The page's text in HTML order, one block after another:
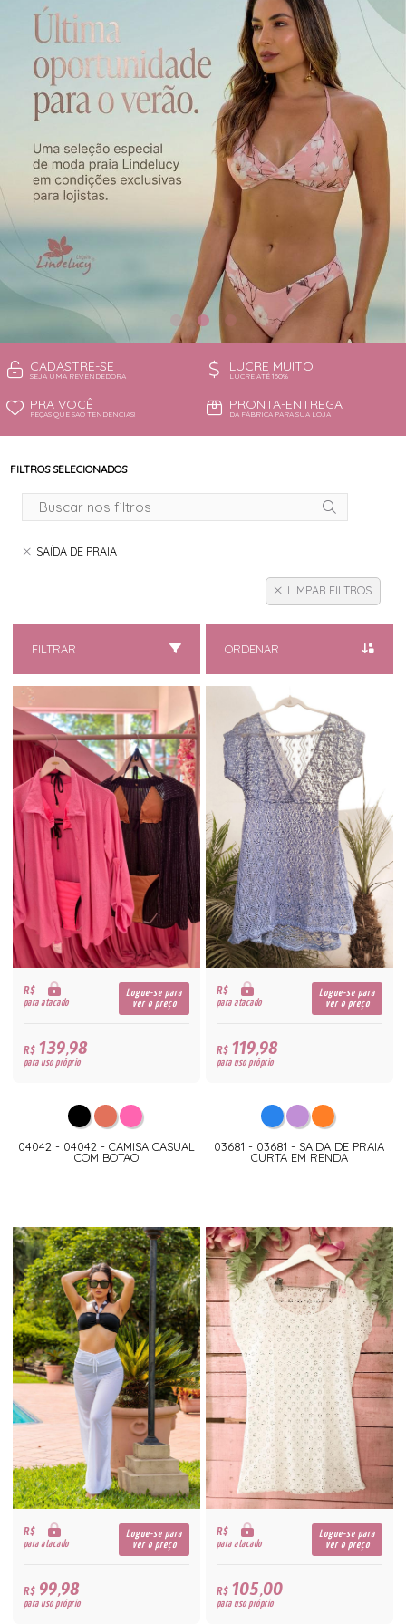
CONJUNTO
CONJUNTO BIQUÍNI
PIJAMA DE VERÃO
ROBE
TOP
TODOS DE OUTLET
CADASTRE-SE
SEJA UMA REVENDEDORA
LUCRE MUITO
LUCRE ATÉ 150%
PRA VOCÊ
PEÇAS QUE SÃO TENDÊNCIAS!
PRONTA-ENTREGA
DA FÁBRICA PARA SUA LOJA
FILTROS SELECIONADOS
SAÍDA DE PRAIA
LIMPAR FILTROS
FILTRAR ORDENAR
R$
para atacado
Logue-se para
ver o preço
R$139,98
para uso próprio
04042 - 04042 - CAMISA CASUAL
COM BOTAO
R$
para atacado
Logue-se para
ver o preço
R$119,98
para uso próprio
03681 - 03681 - SAIDA DE PRAIA
CURTA EM RENDA
R$
para atacado
Logue-se para
ver o preço
R$99,98
para uso próprio
R$
para atacado
Logue-se para
ver o preço
R$105,00
para uso próprio